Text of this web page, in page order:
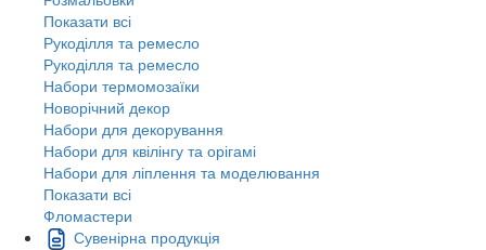
Показати всі
Рукоділля та ремесло
Рукоділля та ремесло
Набори термомозаїки
Новорічний декор
Набори для декорування
Набори для квілінгу та орігамі
Набори для ліплення та моделювання
Показати всі
Фломастери
Сувенірна продукція